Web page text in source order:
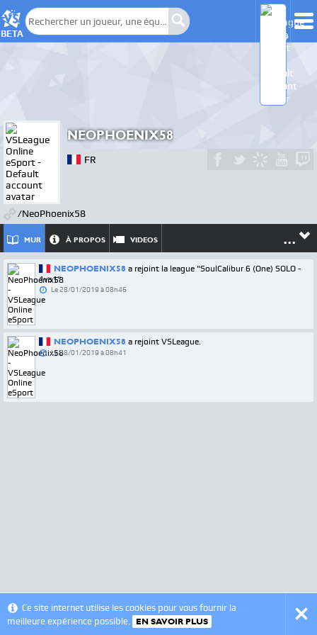
BETA
Ce site internet utilise les cookies pour vous fournir la
meilleure expérience possible. EN SAVOIR PLUS
NEOPHOENIX58
/NeoPhoenix58
FR
MUR À PROPOS VIDEOS ...
NEOPHOENIX58 a rejoint la league "SoulCalibur 6 (One) SOLO -
1vs1"
Le28/01/2019 à 08h46
NEOPHOENIX58 a rejoint VSLeague.
Le28/01/2019 à 08h41
© 2012 - 2026 - VSLeague - v0.6